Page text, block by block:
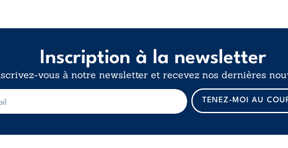
Inscription à la newsletter
vous à notre newsletter et recevez nos dernières
m
TENEZ-MOI AU